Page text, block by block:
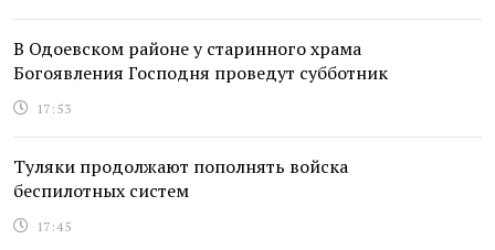
В Одоевском районе у старинного храма
Богоявления Господня проведут субботник
17:53
Туляки продолжают пополнять войска
беспилотных систем
17:45